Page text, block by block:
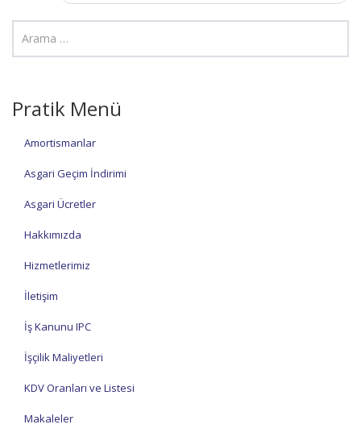
Pratik Menü
Amortismanlar
Asgari Geçim İndirimi
Asgari Ücretler
Hakkımızda
Hizmetlerimiz
İletişim
İş Kanunu IPC
İşçilik Maliyetleri
KDV Oranları ve Listesi
Makaleler